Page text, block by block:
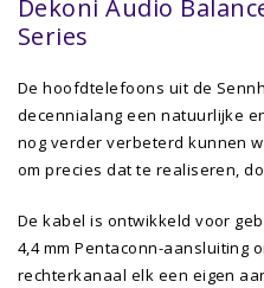
Dekoni Audio
Series
De hoofdtelefoons uit de
decennialang een natuurlijke
nog verder verbeterd kunnen
om precies dat te realiseren,
De kabel is ontwikkeld voor
4,4 mm Pentaconn-aansluiting
rechterkanaal elk een eigen